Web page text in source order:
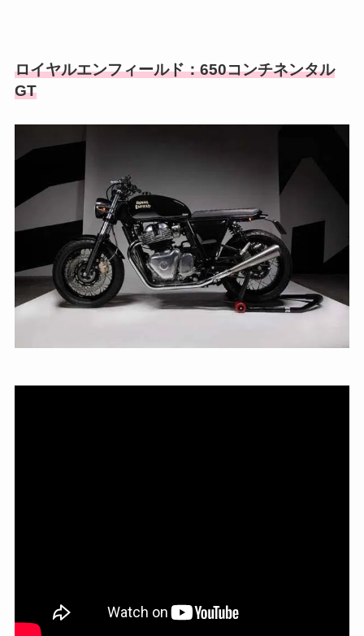
ロイヤルエンフィールド：650コンチネンタル
GT